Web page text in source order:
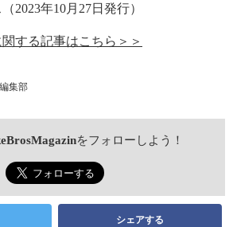
2023年10月27日発行）
する記事はこちら＞＞
集部
をフォローしよう！
シェアする